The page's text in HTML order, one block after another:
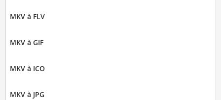
MKV à FLV
MKV à GIF
MKV à ICO
MKV à JPG